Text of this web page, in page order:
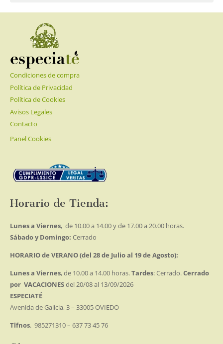
Condiciones de compra
Política de Privacidad
Política de Cookies
Avisos Legales
Contacto
Panel Cookies
Horario de Tienda:
Lunes a Viernes, de 10.00 a 14.00 y de 17.00 a 20.00 horas.
Sábado y Domingo: Cerrado
HORARIO de VERANO (del 28 de Julio al 19 de Agosto):
Lunes a Viernes, de 10.00 a 14.00 horas.Tardes: Cerrado.Cerrado
por VACACIONESdel 20/08 al 13/09/2026
ESPECIATÉ
Avenida de Galicia, 3 – 33005 OVIEDO
Tlfnos. 985271310 – 637 73 45 76